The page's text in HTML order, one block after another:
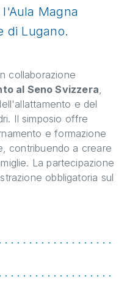
Magna
di Lugano.
collaborazione
al Seno Svizzera,
e del
Il simposio offre
e formazione
contribuendo a creare
La partecipazione
obbligatoria sul